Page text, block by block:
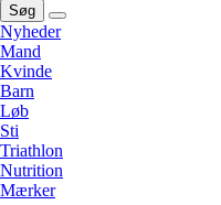
Søg
Nyheder
Mand
Kvinde
Barn
Løb
Sti
Triathlon
Nutrition
Mærker